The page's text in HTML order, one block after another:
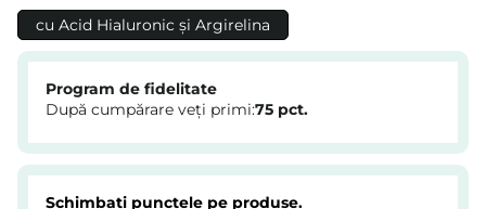
cu Acid Hialuronic și Argirelina
Program de fidelitate
După cumpărare veți primi:75 pct.
Schimbați punctele pe produse.